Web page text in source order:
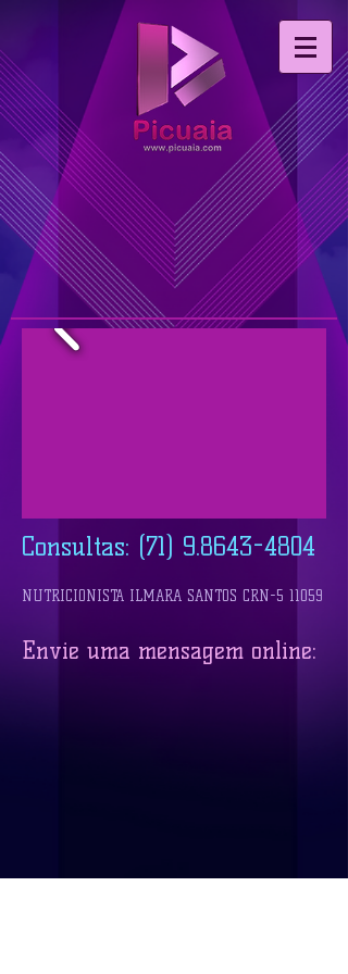
Consultas: (71) 9.8643-4804
NUTRICIONISTA ILMARA SANTOS CRN-5 11059
Envie uma mensagem online: